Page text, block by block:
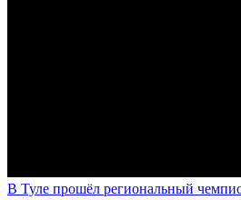
В Туле прошёл региональный